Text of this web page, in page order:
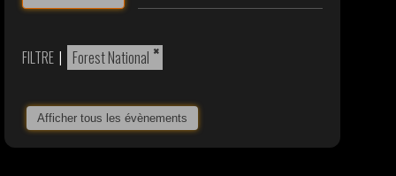
FILTRE | ×
Forest National
Afficher tous les évènements